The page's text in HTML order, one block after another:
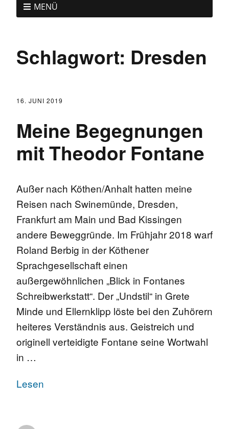
MENÜ
Schlagwort: Dresden
16. JUNI 2019
Meine Begegnungen
mit Theodor Fontane
Außer nach Köthen/Anhalt hatten meine
Reisen nach Swinemünde, Dresden,
Frankfurt am Main und Bad Kissingen
andere Beweggründe. Im Frühjahr 2018 warf
Roland Berbig in der Köthener
Sprachgesellschaft einen
außergewöhnlichen „Blick in Fontanes
Schreibwerkstatt“. Der „Undstil“ in Grete
Minde und Ellernklipp löste bei den Zuhörern
heiteres Verständnis aus. Geistreich und
originell verteidigte Fontane seine Wortwahl
in …
Lesen